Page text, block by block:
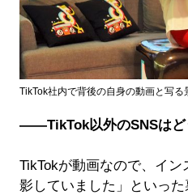
TikTok社内で背後の自身の動画と写
――TikTok以外のSNSはど
TikTokが動画なので、イ
影していました」といっ